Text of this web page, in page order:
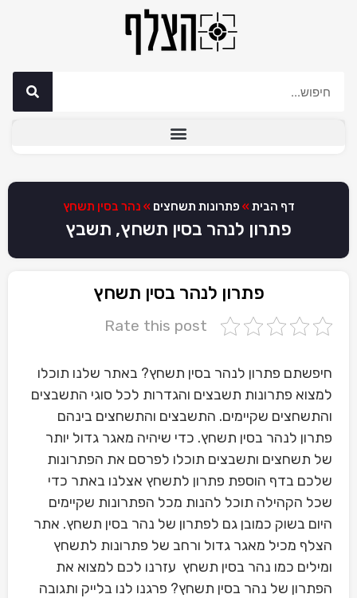
דף הבית » פתרונות תשחצים » נהר בסין תשחץ
פתרון לנהר בסין תשחץ, תשבץ
פתרון לנהר בסין תשחץ
Rate this post
חיפשתם פתרון לנהר בסין תשחץ? באתר שלנו תוכלו
למצוא פתרונות תשבצים והגדרות לכל סוגי התשבצים
והתשחצים שקיימים. התשבצים והתשחצים בינהם
פתרון לנהר בסין תשחץ. כדי שיהיה מאגר גדול יותר
של תשחצים ותשבצים תוכלו לפרסם את הפתרונות
שלכם בדף הוספת פתרון לתשחץ אצלנו באתר כדי
שכל הקהילה תוכל להנות מכל הפתרונות שקיימים
היום בשוק כמובן גם לפתרון של נהר בסין תשחץ. אתר
הצלף מכיל מאגר גדול ורחב של פתרונות לתשחץ
ומילים כמו נהר בסין תשחץ עזרנו לכם למצוא את
הפתרון של נהר בסין תשחץ? פרגנו לנו בלייק ותגובה